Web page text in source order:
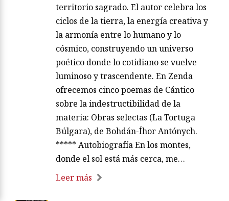
territorio sagrado. El autor celebra los
ciclos de la tierra, la energía creativa y
la armonía entre lo humano y lo
cósmico, construyendo un universo
poético donde lo cotidiano se vuelve
luminoso y trascendente. En Zenda
ofrecemos cinco poemas de Cántico
sobre la indestructibilidad de la
materia: Obras selectas (La Tortuga
Búlgara), de Bohdán-Íhor Antónych.
***** Autobiografía En los montes,
donde el sol está más cerca, me…
Leer más